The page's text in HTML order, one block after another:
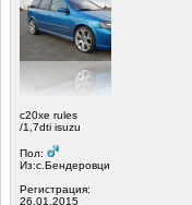
c20xe rules
/1,7dti isuzu
Пол:
Из:c.Бендеровци
Регистрация:
26.01.2015